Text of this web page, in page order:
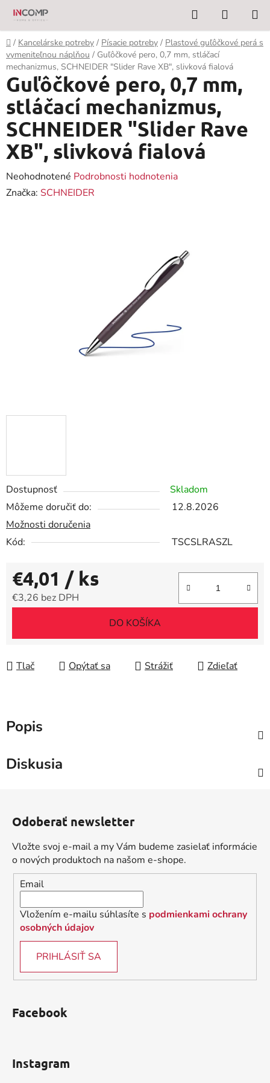
Prejsť
obsah
Hľadať
KOŠÍK
Domov
/ Kancelárske potreby / Písacie potreby / Plastové guľôčkové perá s
vymeniteľnou náplňou / Guľôčkové pero, 0,7 mm, stláčací
mechanizmus, SCHNEIDER "Slider Rave XB", slivková fialová
Dostupnosť
Skladom
Môžeme doručiť do:
12.8.2026
Možnosti doručenia
Kód:
TSCSLRASZL
€4,01 / ks
€3,26 bez DPH
DO KOŠÍKA
Tlač Opýtať sa Strážiť Zdieľať
Guľôčkové pero, 0,7 mm,
stláčací mechanizmus,
SCHNEIDER "Slider Rave
XB", slivková fialová
Priemerné
hodnotenie
Neohodnotené Podrobnosti hodnotenia
Značka: SCHNEIDER
Popis
Diskusia
Odoberať newsletter
Vložte svoj e-mail a my Vám budeme zasielať informácie
o nových produktoch na našom e-shope.
Email
Vložením e-mailu súhlasíte s podmienkami ochrany
osobných údajov
PRIHLÁSIŤ SA
Facebook
Instagram